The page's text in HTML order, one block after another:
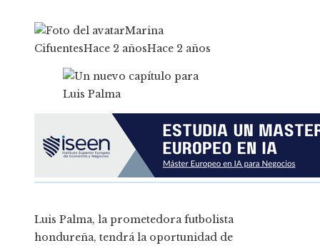
Marina
CifuentesHace 2 añosHace 2 años
Luis Palma, la prometedora futbolista
hondureña, tendrá la oportunidad de